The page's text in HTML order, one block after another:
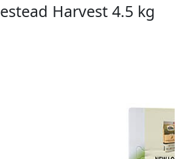
Harvest 4.5 kg